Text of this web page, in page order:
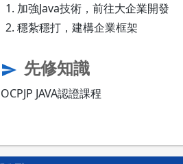
加強Java技術，前往大企業開發
穩紮穩打，建構企業框架
send 先修知識
OCPJP JAVA認證課程